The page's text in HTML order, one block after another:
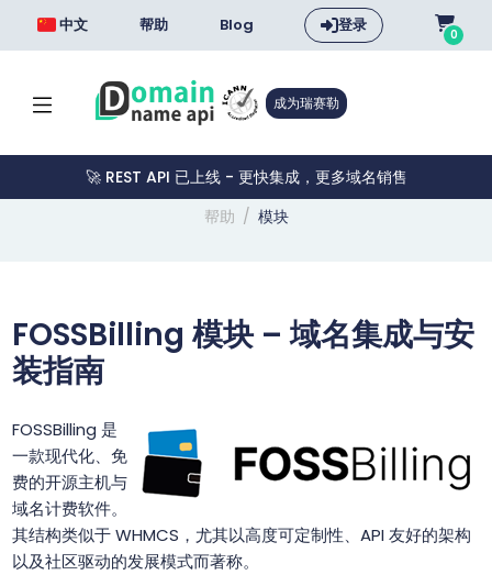
中文 帮助 Blog 登录 0
成为瑞赛勒
🚀 REST API 已上线 - 更快集成，更多域名销售
帮助
模块
FOSSBilling 模块 – 域名集成与安
装指南
FOSSBilling 是
一款现代化、免
费的开源主机与
域名计费软件。
其结构类似于 WHMCS，尤其以高度可定制性、API 友好的架构
以及社区驱动的发展模式而著称。